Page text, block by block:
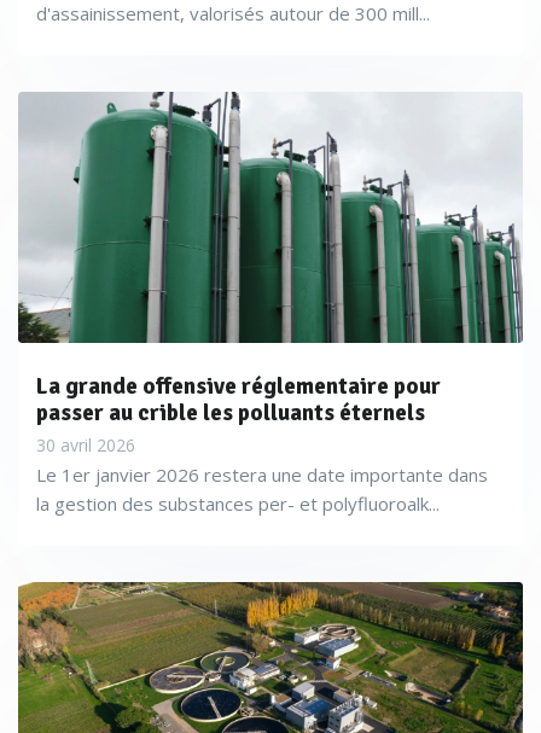
d'assainissement, valorisés autour de 300 mill...
La grande offensive réglementaire pour
passer au crible les polluants éternels
30 avril 2026
Le 1er janvier 2026 restera une date importante dans
la gestion des substances per- et polyfluoroalk...